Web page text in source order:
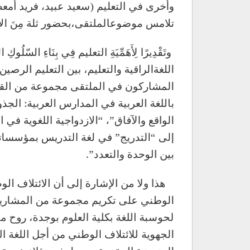
وأخرى في التعليم (سعيد عبيد، فريد
تلامس موضوعالملتقى،بحضور ثلة مِنَ
وتَقْدِيرًا لِأَهَمِّيَةِ التعليم فِي بِنَاءِ السّلُوكِ
اللغةالراقية والتعليم، بين التعليم
المشاركون في الملتقى مجموعة من
باللغة العربية في المدارس العربية:
الواقع والآفاق”، “الازدواجية اللغوية
إلى “التدريج” في لغة التدريس
بين الوحدة والتعدد”.
هذا ولا من الإشارة إلى أن الائتلاف
الوطني على تكريم مجموعة من
لحوسبة اللغة بكلية العلوم بوجدة،
الجهوية للائتلاف الوطني من أجل